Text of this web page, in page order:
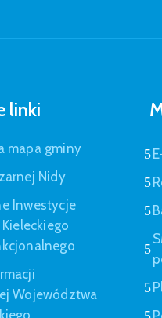
linki
mapa gminy
Nidy
Inwestycje
Województwa